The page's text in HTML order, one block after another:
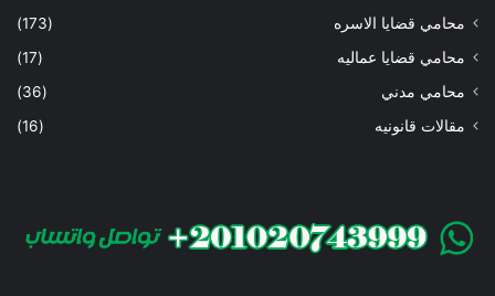
محامي قضايا الاسره
(173)
محامي قضايا عماليه
(17)
محامي مدني
(36)
مقالات قانونيه
(16)